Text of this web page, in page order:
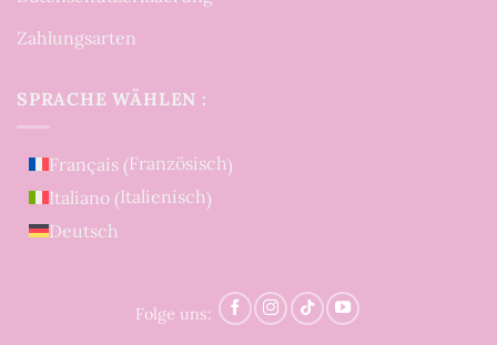
Zahlungsarten
SPRACHE WÄHLEN :
Français (Französisch)
Italiano (Italienisch)
Deutsch
Folge uns: